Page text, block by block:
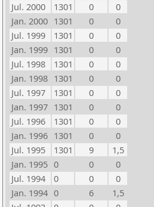
Jul. 2000
1301 0
0
Jan. 2000 1301 0
0
Jul. 1999
1301 0
0
Jan. 1999 1301 0
0
Jul. 1998
1301 0
0
Jan. 1998 1301 0
0
Jul. 1997
1301 0
0
Jan. 1997 1301 0
0
Jul. 1996
1301 0
0
Jan. 1996 1301 0
0
Jul. 1995
1301 9
1,5
Jan. 1995 0 0
0
Jul. 1994
0 0
0
Jan. 1994 0 6
1,5